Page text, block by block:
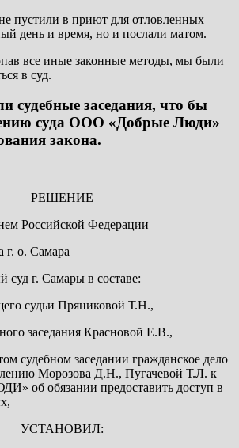
пустили в приют для отловленных
день и время, но и послали матом.
все иные законные методы, мы были
в суд.
судебные заседания, что бы
суда ООО «Добрые Люди»
закона.
РЕШЕНИЕ
Российской Федерации
г. о. Самара
суд г. Самары в составе:
судьи Пряниковой Т.Н.,
заседания Красновой Е.В.,
судебном заседании гражданское дело
Морозова Д.Н., Пугачевой Т.Л. к
об обязании предоставить доступ в
УСТАНОВИЛ: